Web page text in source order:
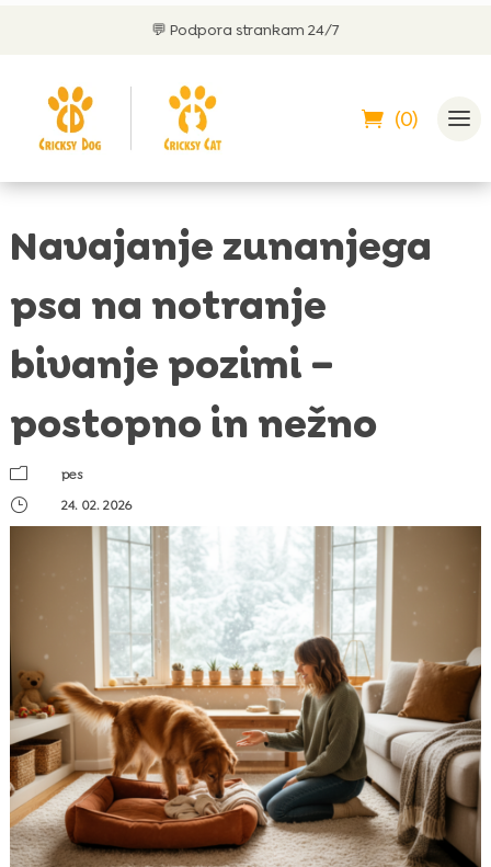
Podpora strankam 24/7
(0)
Navajanje zunanjega
psa na notranje
bivanje pozimi –
postopno in nežno
m
pes
}
24. 02. 2026